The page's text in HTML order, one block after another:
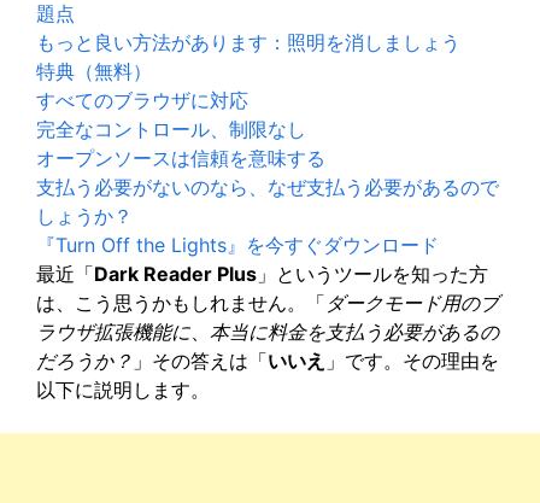
題点
もっと良い方法があります：照明を消しましょう
特典（無料）
すべてのブラウザに対応
完全なコントロール、制限なし
オープンソースは信頼を意味する
支払う必要がないのなら、なぜ支払う必要があるので
しょうか？
『Turn Off the Lights』を今すぐダウンロード
最近「Dark Reader Plus 」というツールを知った方
は、こう思うかもしれません。「 ダークモード用のブ
ラウザ拡張機能に、 本当に料金を支払う必要があるの
だろうか？ 」その答えは「いいえ 」です。その理由を
以下に説明します。